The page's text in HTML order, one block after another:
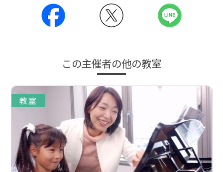
この主催者の他の教室
教室